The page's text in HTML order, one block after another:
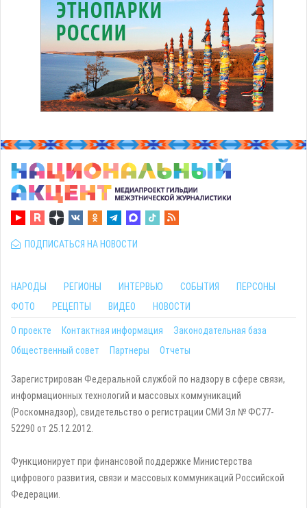
ПОДПИСАТЬСЯ НА НОВОСТИ
НАРОДЫ РЕГИОНЫ ИНТЕРВЬЮ СОБЫТИЯ
ПЕРСОНЫ
ФОТО
РЕЦЕПТЫ ВИДЕО НОВОСТИ
О проекте Контактная информация
Законодательная база
Общественный совет
Партнеры Отчеты
Зарегистрирован Федеральной службой по надзору в сфере связи,
информационных технологий и массовых коммуникаций
(Роскомнадзор), свидетельство о регистрации СМИ Эл № ФС77-
52290 от 25.12.2012.
Функционирует при финансовой поддержке Министерства
цифрового развития, связи и массовых коммуникаций Российской
Федерации.